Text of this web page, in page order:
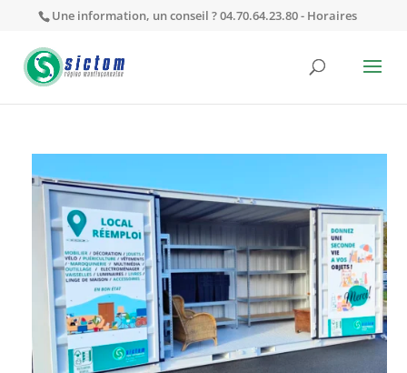
Une information, un conseil ? 04.70.64.23.80 - Horaires